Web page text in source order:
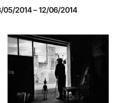
05/2014–12/06/2014